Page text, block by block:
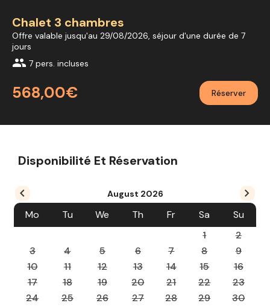
Chalet 3 chambres
Offre valable jusqu'au 29/08/2026, séjour d'une durée de 7
jours
group 7 pers. incluses
568,00€ Réserver
Disponibilité Et Réservation
August 2026
Mo Tu We Th Fr Sa
Su
1
2
3
4 5 6 7 8
9
10
11 12 13 14 15
16
17
18 19 20 21 22
23
24
25 26 27 28 29
30